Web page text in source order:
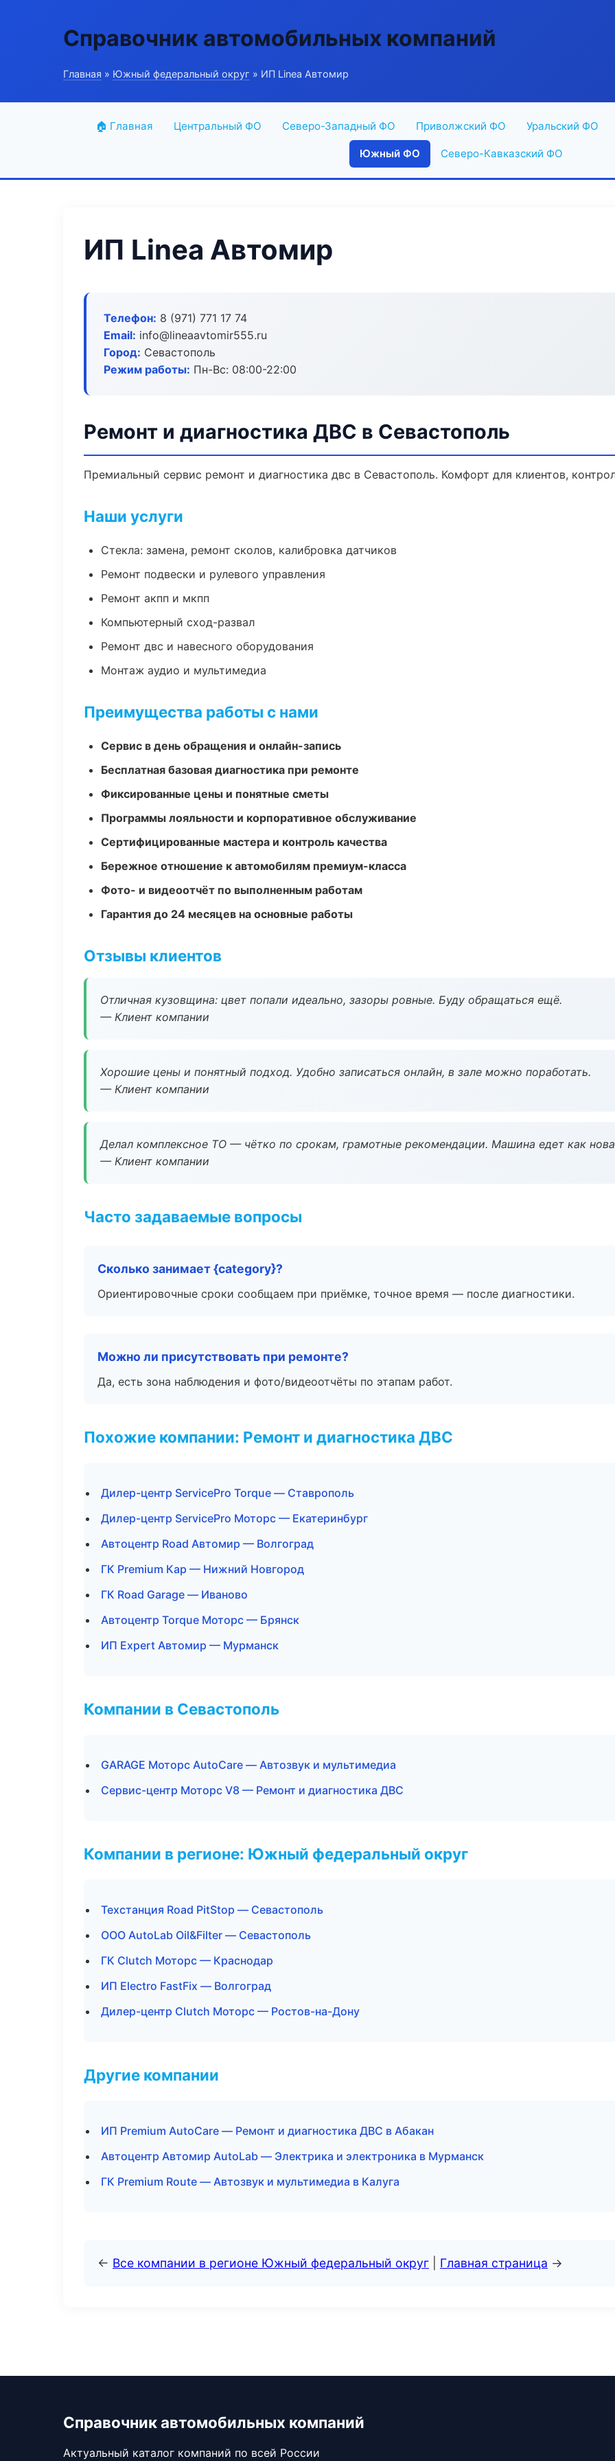
Справочник автомобильных компаний
Главная » Южный федеральный округ » ИП Linea Автомир
🏠 Главная Центральный ФО Северо-Западный ФО Приволжский ФО Уральский ФО
Южный ФО Северо-Кавказский ФО
ИП Linea Автомир
Телефон: 8 (971) 771 17 74
Email: info@lineaavtomir555.ru
Город: Севастополь
Режим работы: Пн-Вс: 08:00-22:00
Ремонт и диагностика ДВС в Севастополь
Премиальный сервис ремонт и диагностика двс в Севастополь. Комфорт для клиентов,
Наши услуги
Стекла: замена, ремонт сколов, калибровка датчиков
Ремонт подвески и рулевого управления
Ремонт акпп и мкпп
Компьютерный сход-развал
Ремонт двс и навесного оборудования
Монтаж аудио и мультимедиа
Преимущества работы с нами
Сервис в день обращения и онлайн-запись
Бесплатная базовая диагностика при ремонте
Фиксированные цены и понятные сметы
Программы лояльности и корпоративное обслуживание
Сертифицированные мастера и контроль качества
Бережное отношение к автомобилям премиум-класса
Фото- и видеоотчёт по выполненным работам
Гарантия до 24 месяцев на основные работы
Отзывы клиентов
Отличная кузовщина: цвет попали идеально, зазоры ровные. Буду обращаться ещё.
— Клиент компании
Хорошие цены и понятный подход. Удобно записаться онлайн, в зале можно поработать.
— Клиент компании
Делал комплексное ТО — чётко по срокам, грамотные рекомендации. Машина едет как
— Клиент компании
Часто задаваемые вопросы
Сколько занимает {category}?
Ориентировочные сроки сообщаем при приёмке, точное время — после диагностики.
Можно ли присутствовать при ремонте?
Да, есть зона наблюдения и фото/видеоотчёты по этапам работ.
Похожие компании: Ремонт и диагностика ДВС
Дилер-центр ServicePro Torque — Ставрополь
Дилер-центр ServicePro Моторс — Екатеринбург
Автоцентр Road Автомир — Волгоград
ГК Premium Кар — Нижний Новгород
ГК Road Garage — Иваново
Автоцентр Torque Моторс — Брянск
ИП Expert Автомир — Мурманск
Компании в Севастополь
GARAGE Моторс AutoCare — Автозвук и мультимедиа
Сервис-центр Моторс V8 — Ремонт и диагностика ДВС
Компании в регионе: Южный федеральный округ
Техстанция Road PitStop — Севастополь
ООО AutoLab Oil&Filter — Севастополь
ГК Clutch Моторс — Краснодар
ИП Electro FastFix — Волгоград
Дилер-центр Clutch Моторс — Ростов-на-Дону
Другие компании
ИП Premium AutoCare — Ремонт и диагностика ДВС в Абакан
Автоцентр Автомир AutoLab — Электрика и электроника в Мурманск
ГК Premium Route — Автозвук и мультимедиа в Калуга
← Все компании в регионе Южный федеральный округ Главная страница →
Справочник автомобильных компаний
Актуальный каталог компаний по всей России